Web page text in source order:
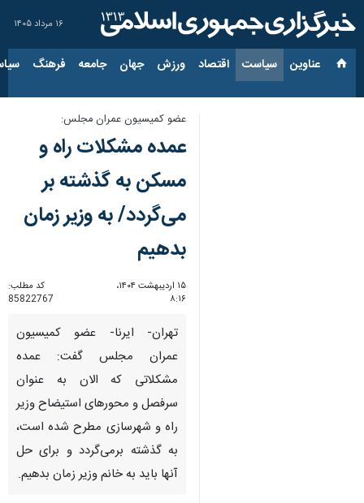
۱۶ مرداد ۱۴۰۵
عناوین‌ سیاست اقتصاد ورزش جهان جامعه فرهنگ
عضو کمیسیون عمران مجلس:
عمده مشکلات راه و
مسکن به گذشته بر
می‌گردد/ به وزیر زمان
بدهیم
۱۵ اردیبهشت ۱۴۰۴،
۸:۱۶
کد مطلب:
85822767
تهران- ایرنا- عضو کمیسیون
عمران مجلس گفت: عمده
مشکلاتی که الان به عنوان
سرفصل و محورهای استیضاح وزیر
راه و شهرسازی مطرح شده است،
به گذشته برمی‌گردد و برای حل
آنها باید به خانم وزیر زمان بدهیم.